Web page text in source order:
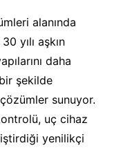
alanında
yılı aşkın
daha
şekilde
sunuyor.
uç cihaz
yenilikçi